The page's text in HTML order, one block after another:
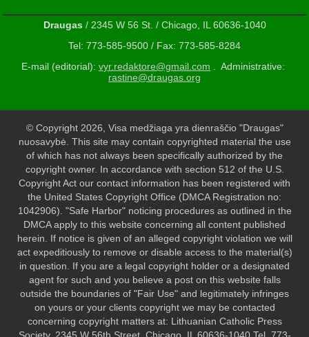
Draugas/ 2345 W 56 St. / Chicago, IL 60636-1040
Tel: 773-585-9500 / Fax: 773-585-8284
E-mail (editorial): vyr.redaktore@gmail.com . Administrative:
rastine@draugas.org
© Copyright 2026, Visa medžiaga yra dienraščio "Draugas"
nuosavybė. This site may contain copyrighted material the use
of which has not always been specifically authorized by the
copyright owner. In accordance with section 512 of the U.S.
Copyright Act our contact information has been registered with
the United States Copyright Office (DMCA Registration no:
1042906). "Safe Harbor" noticing procedures as outlined in the
DMCA apply to this website concerning all content published
herein. If notice is given of an alleged copyright violation we will
act expeditiously to remove or disable access to the material(s)
in question. If you are a legal copyright holder or a designated
agent for such and you believe a post on this website falls
outside the boundaries of "Fair Use" and legitimately infringes
on yours or your clients copyright we may be contacted
concerning copyright matters at: Lithuanian Catholic Press